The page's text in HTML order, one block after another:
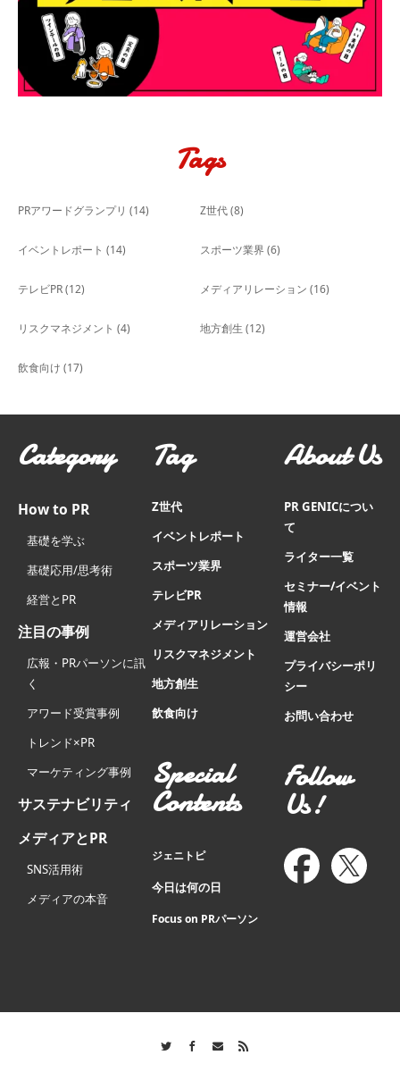
Tags
PRアワードグランプリ (14) Z世代(8)
イベントレポート (14) スポーツ業界 (6)
テレビPR(12) メディアリレーション (16)
リスクマネジメント (4) 地方創生 (12)
飲食向け (17)
Category
How to PR
基礎を学ぶ
基礎応用/思考術
経営とPR
注目の事例
広報・PRパーソンに訊
く
アワード受賞事例
トレンド×PR
マーケティング事例
サステナビリティ
メディアとPR
SNS活用術
メディアの本音
Tag
Z世代
イベントレポート
スポーツ業界
テレビPR
メディアリレーション
リスクマネジメント
地方創生
飲食向け
Special
Contents
ジェニトピ
今日は何の日
Focus on PRパーソン
About Us
PR GENICについ
て
ライター一覧
セミナー/イベント
情報
運営会社
プライバシーポリ
シー
お問い合わせ
Follow
Us!